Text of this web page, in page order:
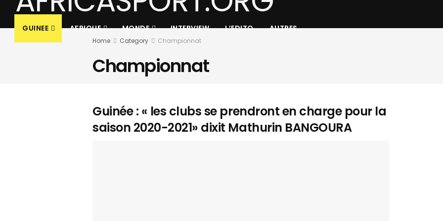
GUINEE AFRIQUE MONDE INTERVIEW L’EDITO AUTRES
Home Category Championnat
Championnat
Guinée : « les clubs se prendront en charge pour la
saison 2020-2021» dixit Mathurin BANGOURA